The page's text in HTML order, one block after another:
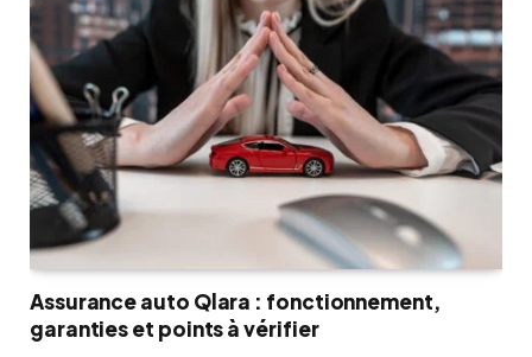
Assurance auto Qlara : fonctionnement,
garanties et points à vérifier